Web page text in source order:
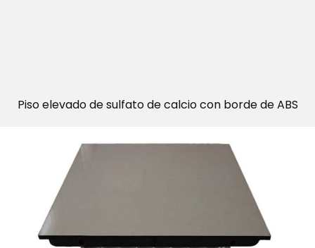
Piso elevado de sulfato de calcio con borde de ABS